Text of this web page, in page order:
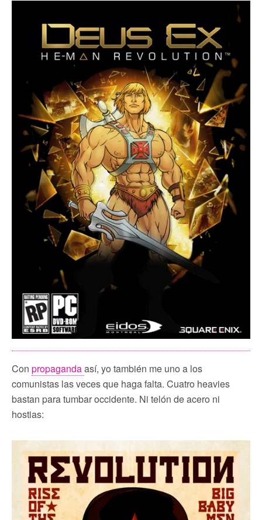
Con propagandaasí, yo también me uno a los
comunistas las veces que haga falta. Cuatro heavies
bastan para tumbar occidente. Ni telón de acero ni
hostias: